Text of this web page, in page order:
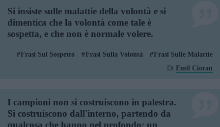
Si insiste sulle malattie della volontà e si
dimentica che la volontà come tale è
sospetta, e che non è normale volere.
Frasi Sul Sospetto Frasi Sulla Volontà
Frasi Sulle Malattie
Di Emil Cioran
I campioni non si costruiscono in palestra.
Si costruiscono dall'interno, partendo da
qualcosa che hanno nel profondo: un